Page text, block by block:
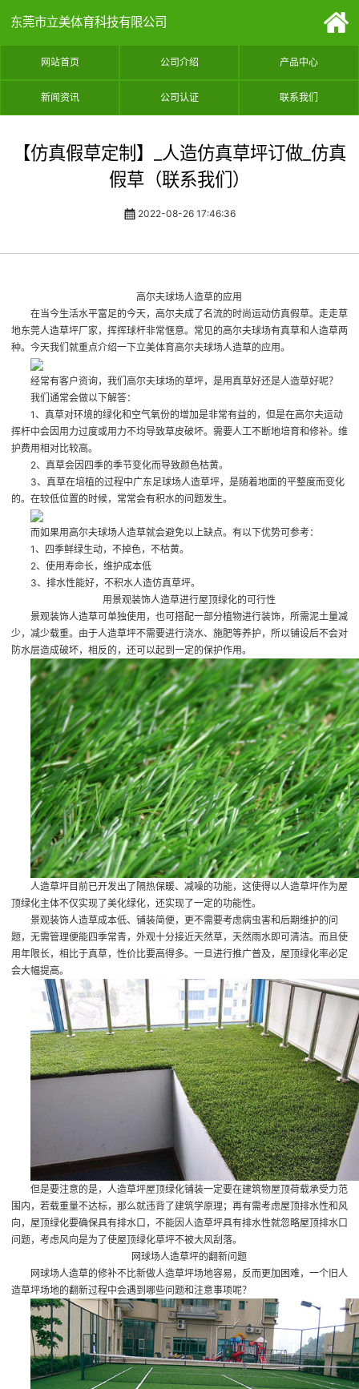
东莞市立美体育科技有限公司
网站首页 公司介绍 产品中心
新闻资讯 公司认证 联系我们
【仿真假草定制】_人造仿真草坪订做_仿真
假草（联系我们）
2022-08-26 17:46:36
高尔夫球场人造草的应用
在当今生活水平富足的今天，高尔夫成了名流的时尚运动仿真假草。走走草
地东莞人造草坪厂家 ，挥挥球杆非常惬意。常见的高尔夫球场有真草和人造草两
种。今天我们就重点介绍一下立美体育高尔夫球场人造草的应用。
经常有客户资询，我们高尔夫球场的草坪，是用真草好还是人造草好呢？
我们通常会做以下解答：
1、真草对环境的绿化和空气氧份的增加是非常有益的，但是在高尔夫运动
挥杆中会因用力过度或用力不均导致草皮破坏。需要人工不断地培育和修补。维
护费用相对比较高。
2、真草会因四季的季节变化而导致颜色枯黄。
3、真草在培植的过程中广东足球场人造草坪，是随着地面的平整度而变化
的。在较低位置的时候，常常会有积水的问题发生。
而如果用高尔夫球场人造草就会避免以上缺点。有以下优势可参考：
1、四季鲜绿生动，不掉色，不枯黄。
2、使用寿命长，维护成本低
3、排水性能好，不积水人造仿真草坪。
用景观装饰人造草进行屋顶绿化的可行性
景观装饰人造草可单独使用，也可搭配一部分植物进行装饰，所需泥土量减
少，减少载重。由于人造草坪不需要进行浇水、施肥等养护，所以铺设后不会对
防水层造成破坏，相反的，还可以起到一定的保护作用。
人造草坪目前已开发出了隔热保暖、减噪的功能，这使得以人造草坪作为屋
顶绿化主体不仅实现了美化绿化，还实现了一定的功能性。
景观装饰人造草成本低、铺装简便，更不需要考虑病虫害和后期维护的问
题，无需管理便能四季常青，外观十分接近天然草，天然雨水即可清洁。而且使
用年限长，相比于真草，性价比要高得多。一旦进行推广普及，屋顶绿化率必定
会大幅提高。
但是要注意的是，人造草坪屋顶绿化铺装一定要在建筑物屋顶荷载承受力范
围内，若载重量不达标，那么就违背了建筑学原理；再有需考虑屋顶排水性和风
向，屋顶绿化要确保具有排水口，不能因人造草坪具有排水性就忽略屋顶排水口
问题，考虑风向是为了使屋顶绿化草坪不被大风刮落。
网球场人造草坪的翻新问题
网球场人造草的修补不比新做人造草坪场地容易，反而更加困难，一个旧人
造草坪场地的翻新过程中会遇到哪些问题和注意事项呢？